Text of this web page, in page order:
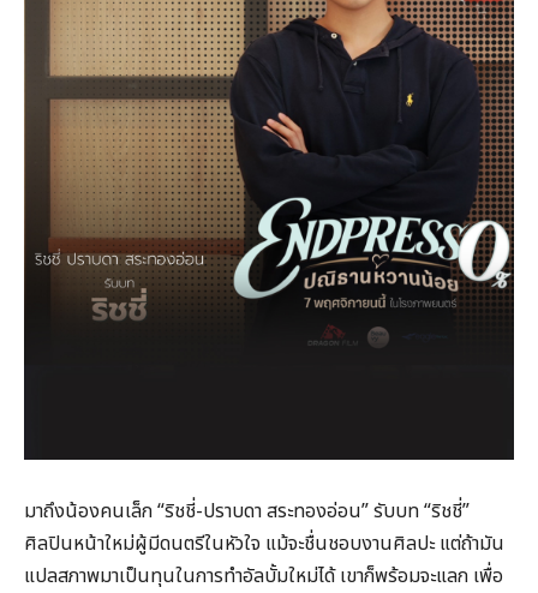
มาถึงน้องคนเล็ก “ริชชี่-ปราบดา สระทองอ่อน” รับบท “ริชชี่”
ศิลปินหน้าใหม่ผู้มีดนตรีในหัวใจ แม้จะชื่นชอบงานศิลปะ แต่ถ้ามัน
แปลสภาพมาเป็นทุนในการทำอัลบั้มใหม่ได้ เขาก็พร้อมจะแลก เพื่อ